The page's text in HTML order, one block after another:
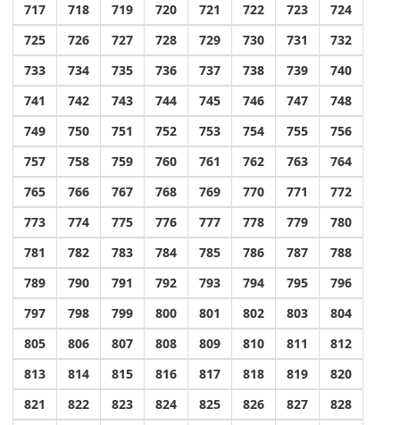
717
718 719 720 721 722 723
724
725
726 727 728 729 730 731
732
733
734 735 736 737 738 739
740
741
742 743 744 745 746 747
748
749
750 751 752 753 754 755
756
757
758 759 760 761 762 763
764
765
766 767 768 769 770 771
772
773
774 775 776 777 778 779
780
781
782 783 784 785 786 787
788
789
790 791 792 793 794 795
796
797
798 799 800 801 802 803
804
805
806 807 808 809 810 811
812
813
814 815 816 817 818 819
820
821
822 823 824 825 826 827
828